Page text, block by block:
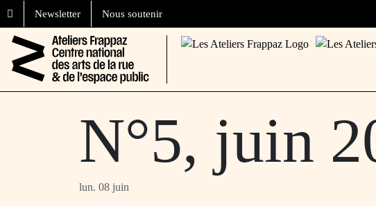
Aller au contenu
Skip to footer
Nous soutenir
Newsletter
N°5, juin
lun. 08 juin